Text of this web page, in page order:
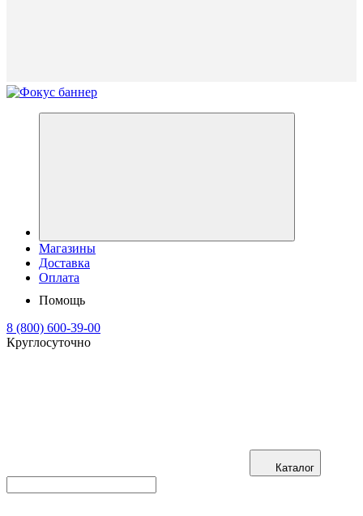
Магазины
Доставка
Оплата
Помощь
8 (800) 600-39-00
Круглосуточно
Каталог